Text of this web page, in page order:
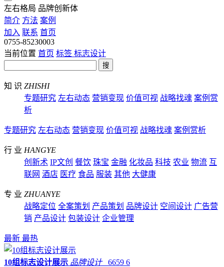
左右格局 品牌创新体
简介 方法 案例
加入 联系 首页
0755-85230003
当前位置 首页 标签 标志设计
搜
知 识 ZHISHI
专题研究 左右动态 营销变现 价值可视 战略找魂 案例赏
析
专题研究 左右动态 营销变现 价值可视 战略找魂 案例赏析
行 业 HANGYE
创新术 IP文创 餐饮 珠宝 金融 化妆品 科技 农业 物流 互
联网 酒店 医疗 食品 服装 其他 大健康
专 业 ZHUANYE
战略定位 全案策划 产品策划 品牌设计 空间设计 广告营
销 产品设计 包装设计 企业管理
最新 最热
10组标志设计展示 品牌设计 6659 6